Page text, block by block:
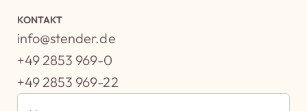
KONTAKT
info@stender.de
+49 2853 969-0
+49 2853 969-22